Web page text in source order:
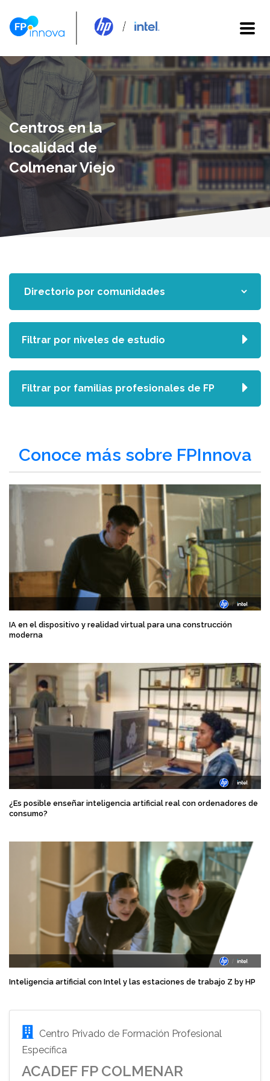
Centros en la
localidad de
Colmenar Viejo
Conoce más sobre FPInnova
IA en el dispositivo y realidad virtual para una construcción
moderna
¿Es posible enseñar inteligencia artificial real con ordenadores de
consumo?
Inteligencia artificial con Intel y las estaciones de trabajo Z by HP
Centro Privado de Formación Profesional
Específica
ACADEF FP COLMENAR
Filtrar por niveles de estudio
Filtrar por familias profesionales de FP